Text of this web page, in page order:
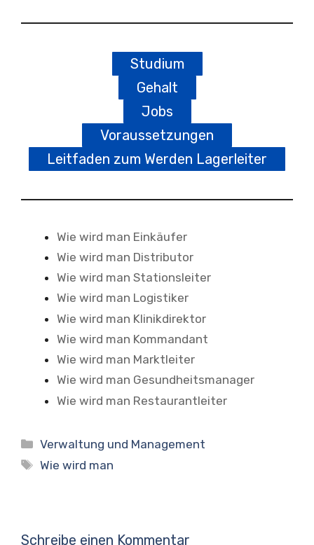
Studium
Gehalt
Jobs
Voraussetzungen
Leitfaden zum Werden Lagerleiter
Wie wird man Einkäufer
Wie wird man Distributor
Wie wird man Stationsleiter
Wie wird man Logistiker
Wie wird man Klinikdirektor
Wie wird man Kommandant
Wie wird man Marktleiter
Wie wird man Gesundheitsmanager
Wie wird man Restaurantleiter
Kategorien
Verwaltung und Management
Schlagwörter
Wie wird man
Schreibe einen Kommentar